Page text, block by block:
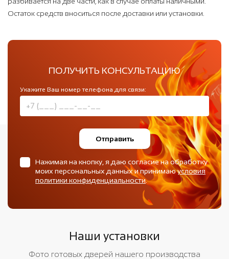
Остаток средств вноситься после доставки или установки.
ПОЛУЧИТЬ КОНСУЛЬТАЦИЮ
Укажите Ваш номер телефона для связи:
Отправить
Нажимая на кнопку, я даю согласие на обработку
моих персональных данных и принимаюусловия
политики конфиденциальности.
Наши установки
Фото готовых дверей нашего производства